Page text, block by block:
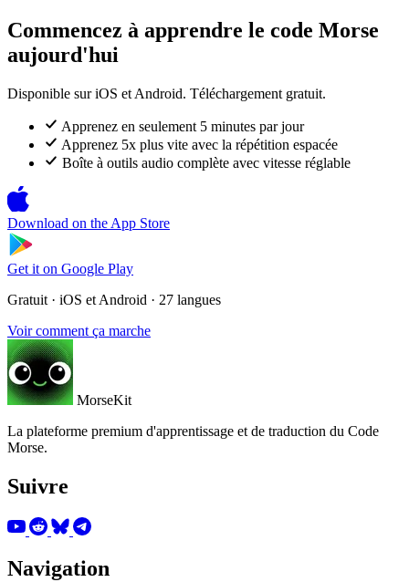
Commencez à apprendre le code Morse
aujourd'hui
Disponible sur iOS et Android. Téléchargement gratuit.
Apprenez en seulement 5 minutes par jour
Apprenez 5x plus vite avec la répétition espacée
Boîte à outils audio complète avec vitesse réglable
Download on the App Store
Get it on Google Play
Gratuit · iOS et Android · 27 langues
Voir comment ça marche
MorseKit
La plateforme premium d'apprentissage et de traduction du Code
Morse.
Suivre
Navigation